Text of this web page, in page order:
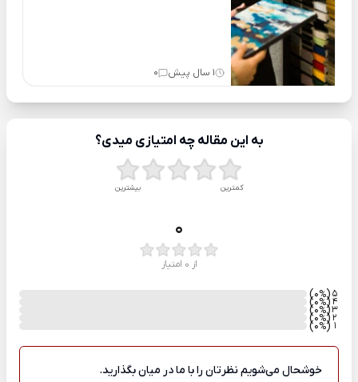
1 سال پیش 0
به این مقاله چه امتیازی میدی؟
کمترین بیشترین
0
از 0 امتیاز
5
(0
%
) 4
(0
%
) 3
(0
%
) 2
(0
%
) 1
(0
%
)
خوشحال می‌شویم نظرتان را با ما در میان بگذارید.